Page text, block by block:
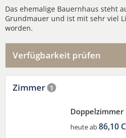
Das ehemalige Bauernhaus steht
Grundmauer und ist mit sehr viel
worden.
Verfügbarkeit prüfen
Zimmer 1
Doppelzimmer
heute ab86,10